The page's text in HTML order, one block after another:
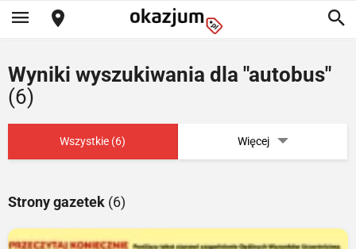
Wyniki wyszukiwania dla "autobus"
(6)
Wszystkie (6) Więcej
Strony gazetek (6)